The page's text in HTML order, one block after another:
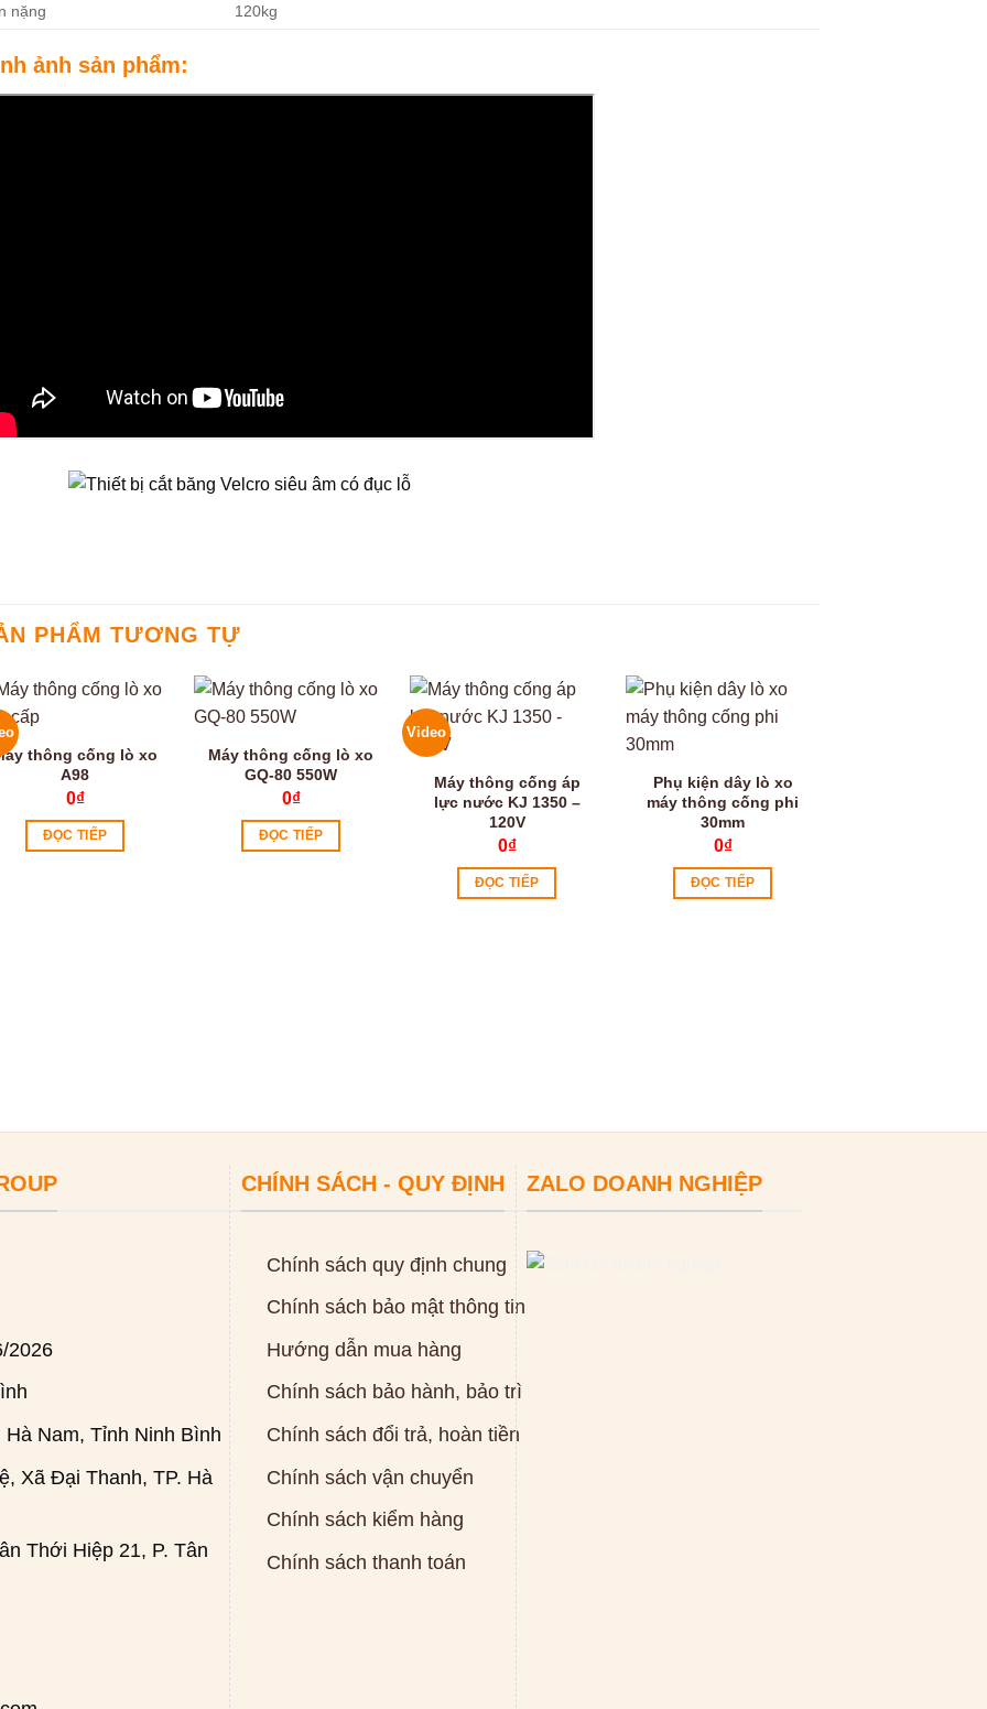
nặng 120kg
ảnh sản phẩm:
PHẨM TƯƠNG TỰ
thông cống lò xo
A98
0₫
ĐỌC TIẾP
Máy thông cống lò xo
GQ-80 550W
0₫
ĐỌC TIẾP
Video
Máy thông cống áp
lực nước KJ 1350 –
120V
0₫
ĐỌC TIẾP
Phụ kiện dây lò xo
máy thông cống phi
30mm
0₫
ĐỌC TIẾP
2026
Nam, Tỉnh Ninh Bình
Xã Đại Thanh, TP. Hà
Thới Hiệp 21, P. Tân
CHÍNH SÁCH - QUY ĐỊNH
Chính sách quy định chung
Chính sách bảo mật thông tin
Hướng dẫn mua hàng
Chính sách bảo hành, bảo trì
Chính sách đổi trả, hoàn tiền
Chính sách vận chuyển
Chính sách kiểm hàng
Chính sách thanh toán
ZALO DOANH NGHIỆP